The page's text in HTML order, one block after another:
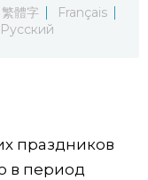
繁體字
Français
Русский
праздников
в период